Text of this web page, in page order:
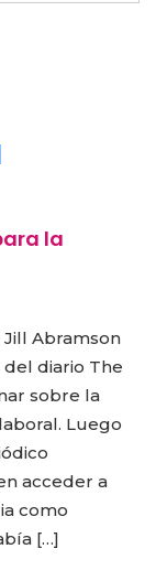
la
Abramson
diario The
sobre la
Luego
acceder a
como
[…]